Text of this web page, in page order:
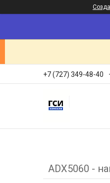
+7 (727) 349-48-40
ADX5060 -